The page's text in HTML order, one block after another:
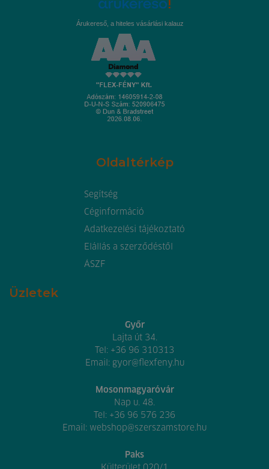
Árukereső, a hiteles vásárlási kalauz
Oldaltérkép
Segítség
Céginformáció
Adatkezelési tájékoztató
Elállás a szerződéstől
ÁSZF
Üzletek
Győr
Lajta út 34.
Tel: +36 96 310313
Email: gyor@flexfeny.hu
Mosonmagyaróvár
Nap u. 48.
Tel: +36 96 576 236
Email: webshop@szerszamstore.hu
Paks